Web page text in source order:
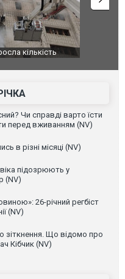
Косово прем'єра
Чи справді варто їсти
перед вживанням (NV)
в різні місяці (NV)
підозрюють у
(NV)
26-річний регбіст
(NV)
зіткнення. Що відомо про
Кібчик (NV)